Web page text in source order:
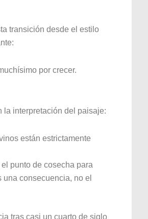
transición desde el estilo
por crecer.
la interpretación del paisaje:
están estrictamente
el punto de cosecha para
una consecuencia, no el
tras casi un cuarto de siglo